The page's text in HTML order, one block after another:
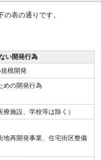
表の通りです。
い開発行為
模開発
めの開発行為
施設、学校等は除く）
地再開発事業、住宅街区整備